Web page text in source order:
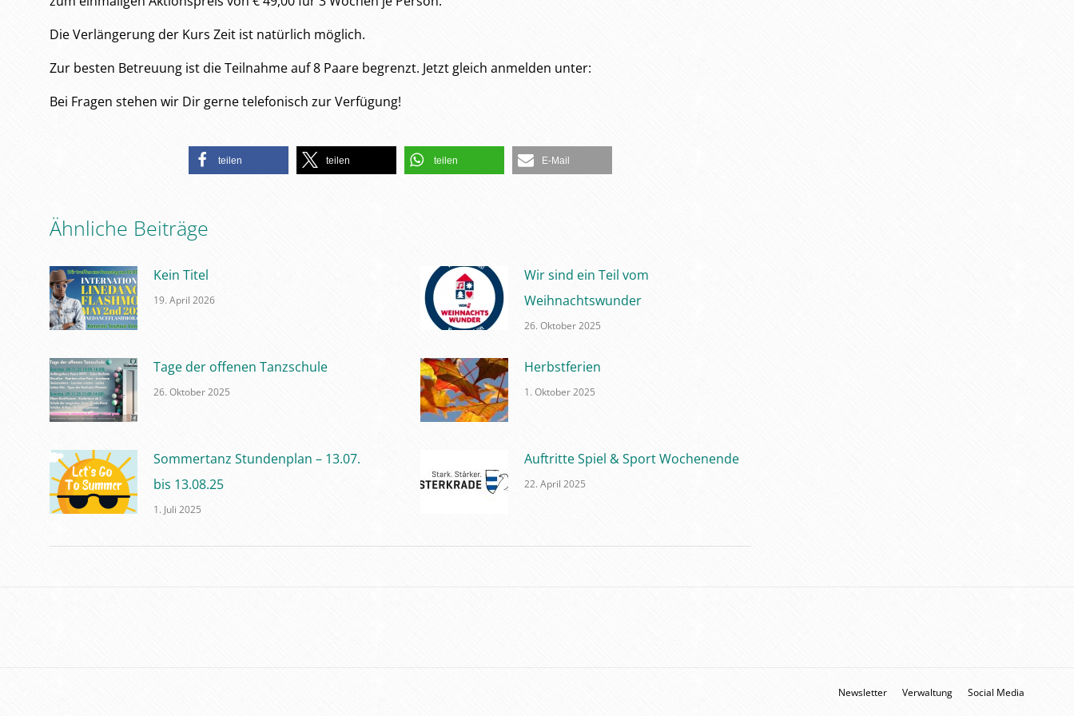
Die Verlängerung der Kurs Zeit ist natürlich möglich.
Zur besten Betreuung ist die Teilnahme auf 8 Paare begrenzt. Jetzt gleich anmelden unter:
Bei Fragen stehen wir Dir gerne telefonisch zur Verfügung!
teilen teilen teilen E-Mail
Ähnliche Beiträge
Kein Titel
19. April 2026
Wir sind ein Teil vom
Weihnachtswunder
26. Oktober 2025
Tage der offenen Tanzschule
26. Oktober 2025
Herbstferien
1. Oktober 2025
Sommertanz Stundenplan – 13.07.
bis 13.08.25
1. Juli 2025
Auftritte Spiel & Sport Wochenende
22. April 2025
Newsletter Verwaltung Social Media